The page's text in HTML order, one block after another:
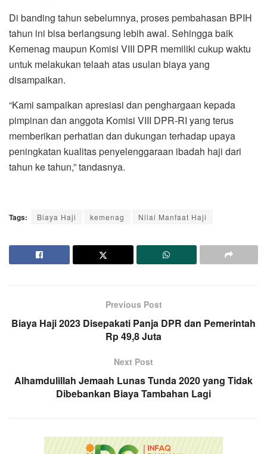
Di banding tahun sebelumnya, proses pembahasan BPIH
tahun ini bisa berlangsung lebih awal. Sehingga baik
Kemenag maupun Komisi VIII DPR memiliki cukup waktu
untuk melakukan telaah atas usulan biaya yang
disampaikan.
“Kami sampaikan apresiasi dan penghargaan kepada
pimpinan dan anggota Komisi VIII DPR-RI yang terus
memberikan perhatian dan dukungan terhadap upaya
peningkatan kualitas penyelenggaraan ibadah haji dari
tahun ke tahun,” tandasnya.
Tags: Biaya Haji kemenag Nilai Manfaat Haji
Previous Post
Biaya Haji 2023 Disepakati Panja DPR dan Pemerintah
Rp 49,8 Juta
Next Post
Alhamdulillah Jemaah Lunas Tunda 2020 yang Tidak
Dibebankan Biaya Tambahan Lagi